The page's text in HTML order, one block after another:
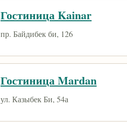
Гостиница Kainar
пр. Байдибек би, 126
Гостиница Mardan
ул. Казыбек Би, 54а